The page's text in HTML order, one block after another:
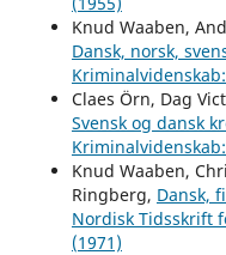
Knud Waaben,
Dansk, norsk,
Claes Örn, Dag
Svensk og dansk
Knud Waaben,
Ringberg, Dansk,
Nordisk Tidsskrift
(1971)